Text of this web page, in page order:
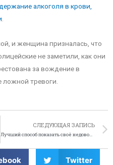
алкоголя в крови,
и женщина призналась, что
не заметили, как они
за вождение в
ложной тревоги.
СЛЕДУЮЩАЯ ЗАПИСЬ
Лучший способ показать своё недовольство – раздеться
Twitter